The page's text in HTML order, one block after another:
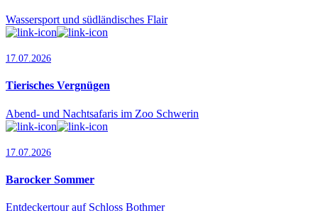
Wassersport und südländisches Flair
17.07.2026
Tierisches Vergnügen
Abend- und Nachtsafaris im Zoo Schwerin
17.07.2026
Barocker Sommer
Entdeckertour auf Schloss Bothmer